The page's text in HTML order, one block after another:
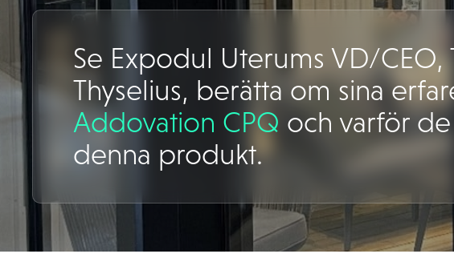
Se Expodul Uterums VD/CEO,
Thyselius, berätta om sina
Addovation CPQ och varför
denna produkt.